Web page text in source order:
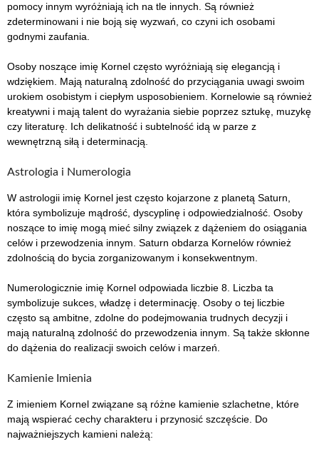
pomocy innym wyróżniają ich na tle innych. Są również
zdeterminowani i nie boją się wyzwań, co czyni ich osobami
godnymi zaufania.
Osoby noszące imię Kornel często wyróżniają się elegancją i
wdziękiem. Mają naturalną zdolność do przyciągania uwagi swoim
urokiem osobistym i ciepłym usposobieniem. Kornelowie są również
kreatywni i mają talent do wyrażania siebie poprzez sztukę, muzykę
czy literaturę. Ich delikatność i subtelność idą w parze z
wewnętrzną siłą i determinacją.
Astrologia i Numerologia
W astrologii imię Kornel jest często kojarzone z planetą Saturn,
która symbolizuje mądrość, dyscyplinę i odpowiedzialność. Osoby
noszące to imię mogą mieć silny związek z dążeniem do osiągania
celów i przewodzenia innym. Saturn obdarza Kornelów również
zdolnością do bycia zorganizowanym i konsekwentnym.
Numerologicznie imię Kornel odpowiada liczbie 8. Liczba ta
symbolizuje sukces, władzę i determinację. Osoby o tej liczbie
często są ambitne, zdolne do podejmowania trudnych decyzji i
mają naturalną zdolność do przewodzenia innym. Są także skłonne
do dążenia do realizacji swoich celów i marzeń.
Kamienie Imienia
Z imieniem Kornel związane są różne kamienie szlachetne, które
mają wspierać cechy charakteru i przynosić szczęście. Do
najważniejszych kamieni należą: